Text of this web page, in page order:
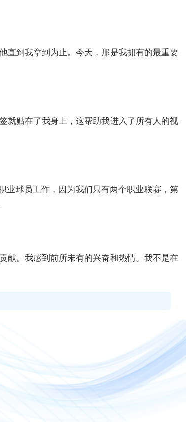
直到我拿到为止。今天，那是我拥有的最重要
就贴在了我身上，这帮助我进入了所有人的视
业球员工作，因为我们只有两个职业联赛，第
献。我感到前所未有的兴奋和热情。我不是在